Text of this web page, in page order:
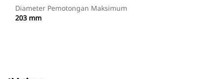
Diameter Pemotongan Maksimum
203 mm